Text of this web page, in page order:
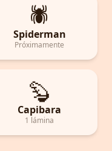
🕷️
Spiderman
Próximamente
🦫
Capibara
1 lámina